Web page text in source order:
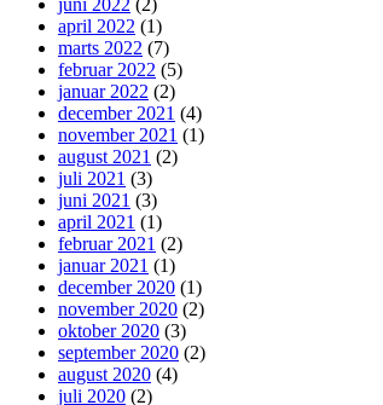
juni 2022 (2)
april 2022 (1)
marts 2022 (7)
februar 2022 (5)
januar 2022 (2)
december 2021 (4)
november 2021 (1)
august 2021 (2)
juli 2021 (3)
juni 2021 (3)
april 2021 (1)
februar 2021 (2)
januar 2021 (1)
december 2020 (1)
november 2020 (2)
oktober 2020 (3)
september 2020 (2)
august 2020 (4)
juli 2020 (2)